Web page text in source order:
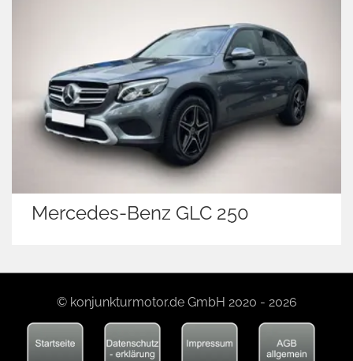
Mercedes-Benz GLC 250
© konjunkturmotor.de GmbH 2020 - 2026